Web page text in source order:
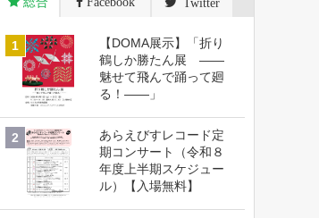
【DOMA展示】「折り
鶴しか勝たん展 ――
魅せて飛んで踊って廻
る！――」
あらえびすレコード定
期コンサート（令和８
年度上半期スケジュー
ル）【入場無料】